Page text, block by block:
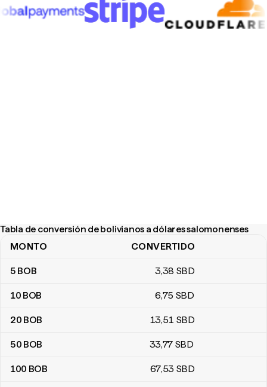
Tabla de conversión de bolivianos a dólares salomonenses
Tabla de conversión de bolivianos a dólares salomonenses
MONTO CONVERTIDO
5 BOB 3,38 SBD
10 BOB 6,75 SBD
20 BOB 13,51 SBD
50 BOB 33,77 SBD
100 BOB 67,53 SBD